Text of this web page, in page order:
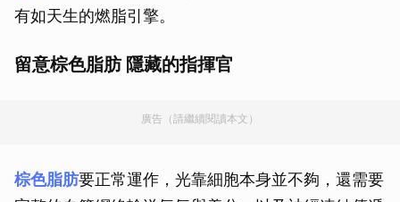
有如天生的燃脂引擎。
留意棕色脂肪 隱藏的指揮官
廣告（請繼續閱讀本文）
棕色脂肪要正常運作，光靠細胞本身並不夠，還需要